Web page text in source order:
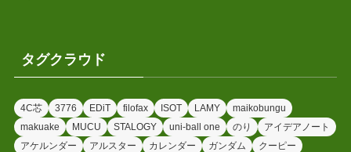
タグクラウド
4C芯 3776 EDiT filofax ISOT LAMY
maikobungu
makuake
MUCU STALOGY uni-ball one のり
アイデアノート
アケルンダー
アルスター カレンダー ガンダム
クーピー